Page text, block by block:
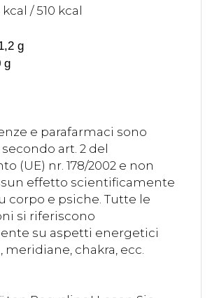
kcal / 510 kcal
g
g
e parafarmaci sono
art. 2 del
(UE) nr. 178/2002 e non
effetto scientificamente
corpo e psiche. Tutte le
si riferiscono
su aspetti energetici
meridiane, chakra, ecc.